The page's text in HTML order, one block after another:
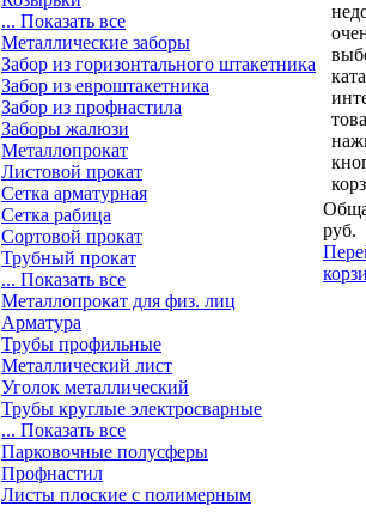
... Показать все
Металлические заборы
Забор из горизонтального штакетника
Забор из евроштакетника
Забор из профнастила
Заборы жалюзи
Металлопрокат
Листовой прокат
Сетка арматурная
Сетка рабица
Сортовой прокат
Трубный прокат
... Показать все
Металлопрокат для физ. лиц
Арматура
Трубы профильные
Металлический лист
Уголок металлический
Трубы круглые электросварные
... Показать все
Парковочные полусферы
Профнастил
Листы плоские с полимерным
руб.